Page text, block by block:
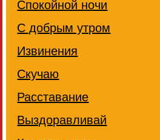
Спокойной ночи
С добрым утром
Извинения
Скучаю
Расставание
Выздоравливай